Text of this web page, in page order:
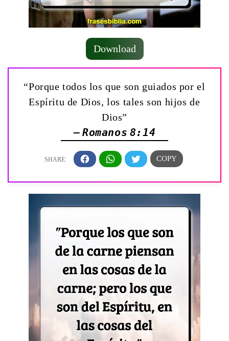
Download
“Porque todos los que son guiados por el
Espíritu de Dios, los tales son hijos de
Dios”
— Romanos 8:14